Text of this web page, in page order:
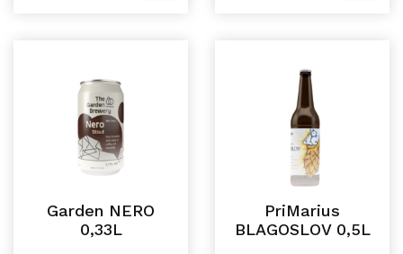
Garden NERO
0,33L
PriMarius
BLAGOSLOV 0,5L